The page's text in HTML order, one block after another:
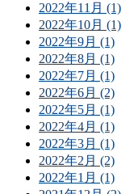
2022年11月 (1)
2022年10月 (1)
2022年9月 (1)
2022年8月 (1)
2022年7月 (1)
2022年6月 (2)
2022年5月 (1)
2022年4月 (1)
2022年3月 (1)
2022年2月 (2)
2022年1月 (1)